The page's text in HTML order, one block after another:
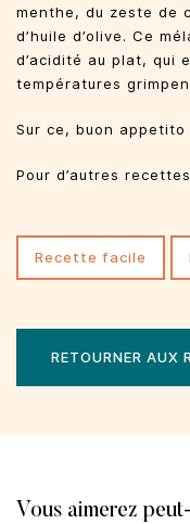
menthe, du zeste de
d’huile d’olive. Ce
d’acidité au plat, qui
températures
Sur ce, buon appetito
Pour d’autres
recette facile
RETOURNER AUX
Vous aimerez